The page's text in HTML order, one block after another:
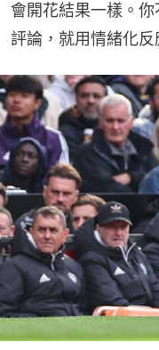
會開花結果一樣。
評論，就用情緒化反